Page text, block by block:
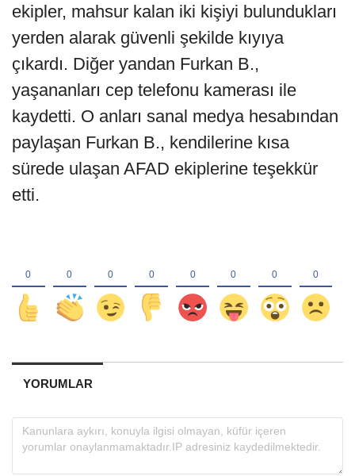
ekipler, mahsur kalan iki kişiyi bulundukları
yerden alarak güvenli şekilde kıyıya
çıkardı. Diğer yandan Furkan B.,
yaşananları cep telefonu kamerası ile
kaydetti. O anları sanal medya hesabından
paylaşan Furkan B., kendilerine kısa
sürede ulaşan AFAD ekiplerine teşekkür
etti.
YORUMLAR